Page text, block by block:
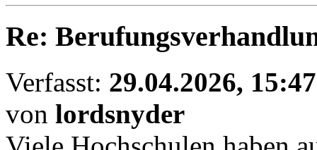
Re:
Verfasst: 29.04.2026, 15:47
von lordsnyder